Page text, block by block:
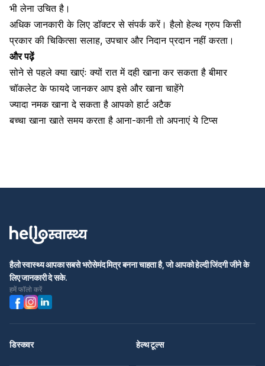
भी लेना उचित है।
अधिक जानकारी के लिए डॉक्टर से संपर्क करें। हैलो हेल्थ ग्रुप किसी
प्रकार की चिकित्सा सलाह, उपचार और निदान प्रदान नहीं करता।
और पढ़ें
सोने से पहले क्या खाएंः क्यों रात में दही खाना कर सकता है बीमार
चॉकलेट के फायदे जानकर आप इसे और खाना चाहेंगे
ज्यादा नमक खाना दे सकता है आपको हार्ट अटैक
बच्चा खाना खाते समय करता है आना-कानी तो अपनाएं ये टिप्स
हैलो स्वास्थ्य आपका सबसे भरोसेमंद मित्र बनना चाहता है, जो आपको हेल्दी जिंदगी जीने के
लिए जानकारी दे सके.
हमें फॉलो करें
डिस्कवर हेल्थ टूल्स